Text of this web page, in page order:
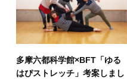
多摩六都科学館×BFT「ゆる
はぴストレッチ」考案しまし